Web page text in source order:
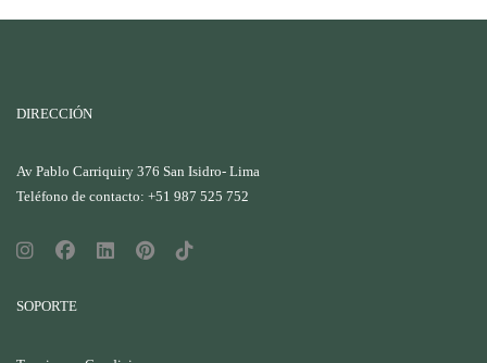
DIRECCIÓN
Av Pablo Carriquiry 376 San Isidro- Lima
Teléfono de contacto: +51 987 525 752
SOPORTE